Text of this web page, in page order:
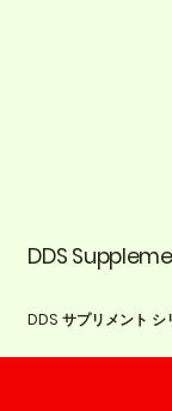
​DDS
DDS サプリメント シ